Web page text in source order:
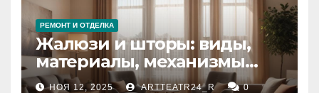
РЕМОНТ И ОТДЕЛКА
Жалюзи и шторы: виды,
материалы, механизмы
управления и уход
НОЯ 12, 2025 ARTTEATR24_R 0